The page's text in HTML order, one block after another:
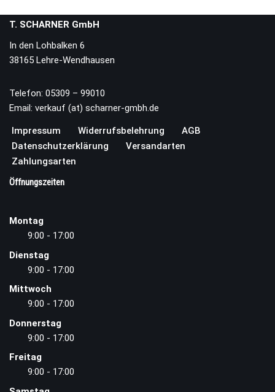
T. SCHARNER GmbH
In den Lohbalken 6
38165 Lehre-Wendhausen
Telefon: 05309 – 99010
Email: verkauf (at) scharner-gmbh.de
Impressum Widerrufsbelehrung
AGB
Datenschutzerklärung
Versandarten
Zahlungsarten
Öffnungszeiten
Montag
9:00 - 17:00
Dienstag
9:00 - 17:00
Mittwoch
9:00 - 17:00
Donnerstag
9:00 - 17:00
Freitag
9:00 - 17:00